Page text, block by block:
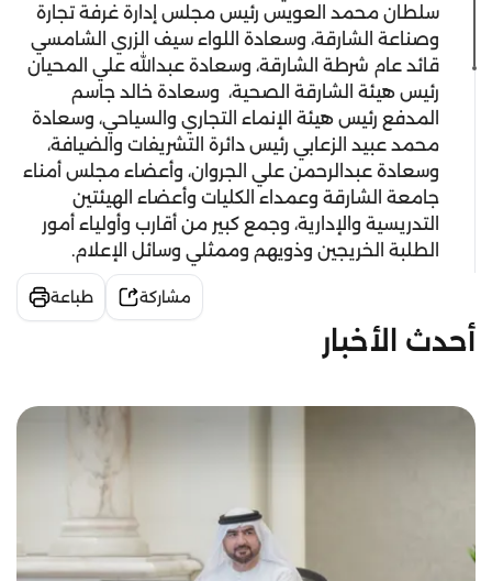
سلطان محمد العويس رئيس مجلس إدارة غرفة تجارة
وصناعة الشارقة، وسعادة اللواء سيف الزري الشامسي
قائد عام شرطة الشارقة، وسعادة عبدالله علي المحيان
رئيس هيئة الشارقة الصحية، وسعادة خالد جاسم
المدفع رئيس هيئة الإنماء التجاري والسياحي، وسعادة
محمد عبيد الزعابي رئيس دائرة التشريفات والضيافة،
وسعادة عبدالرحمن علي الجروان، وأعضاء مجلس أمناء
جامعة الشارقة وعمداء الكليات وأعضاء الهيئتين
التدريسية والإدارية، وجمع كبير من أقارب وأولياء أمور
الطلبة الخريجين وذويهم وممثلي وسائل الإعلام.
مشاركة طباعة
أحدث الأخبار